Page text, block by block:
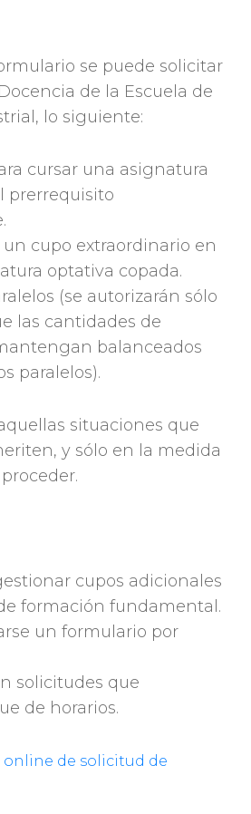
se puede solicitar
de la Escuela de
lo siguiente:
cursar una asignatura
prerrequisito
cupo extraordinario en
optativa copada.
(se autorizarán sólo
las cantidades de
balanceados
paralelos).
situaciones que
y sólo en la medida
cupos adicionales
formación fundamental.
un formulario por
solicitudes que
de horarios.
de solicitud de